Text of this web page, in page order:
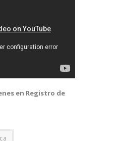
en Registro de